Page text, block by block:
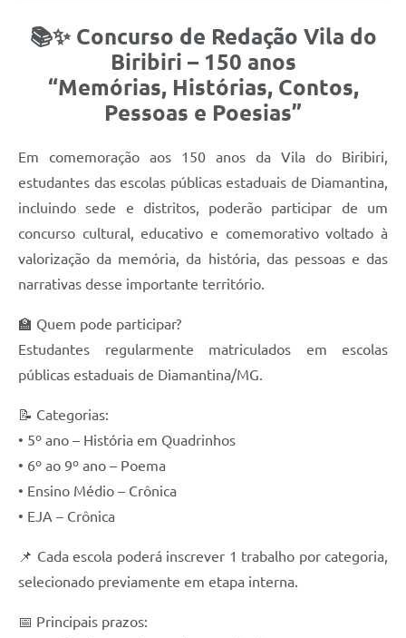
📚✨ Concurso de Redação Vila do
Biribiri – 150 anos
“Memórias, Histórias, Contos,
Pessoas e Poesias”
Em comemoração aos 150 anos da Vila do Biribiri,
estudantes das escolas públicas estaduais de Diamantina,
incluindo sede e distritos, poderão participar de um
concurso cultural, educativo e comemorativo voltado à
valorização da memória, da história, das pessoas e das
narrativas desse importante território.
🏫 Quem pode participar?
Estudantes regularmente matriculados em escolas
públicas estaduais de Diamantina/MG.
📝 Categorias:
• 5º ano – História em Quadrinhos
• 6º ao 9º ano – Poema
• Ensino Médio – Crônica
• EJA – Crônica
📌 Cada escola poderá inscrever 1 trabalho por categoria,
selecionado previamente em etapa interna.
📅 Principais prazos: